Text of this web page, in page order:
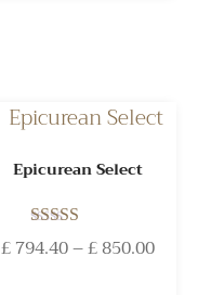
Epicurean Select
Rated
5.00
£794.40–£850.00